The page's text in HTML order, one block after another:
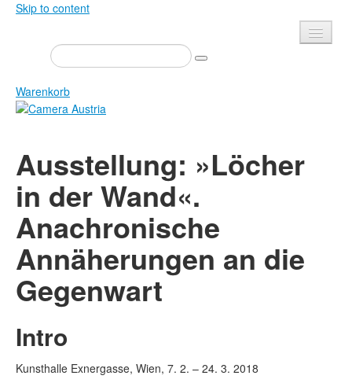
Skip to content
Presse
Veranstaltungen
Newsletter
Über uns
Ausschreibungen
Shop
Datenschutz
Warenkorb
Zeitschrift
Ausstellungen
Bücher
Edition
Bibliothek
Camera Austria Preis
Ausstellung: »Löcher
in der Wand«.
Anachronische
Annäherungen an die
Gegenwart
Intro
Kunsthalle Exnergasse, Wien, 7. 2. – 24. 3. 2018